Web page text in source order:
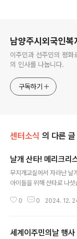
남양주시외국인복
이주민과 선주민의 평
의 인사를 나눕니다.
구독하기
센터소식 의 다른 글
날개 산타! 메리크리
무지개교실에서 자라난 날
아이들을 위해 산타로 나
들에 대한 그리움도 이야기
원합니다.
0 0 2024. 12.
세계이주민의날 행사